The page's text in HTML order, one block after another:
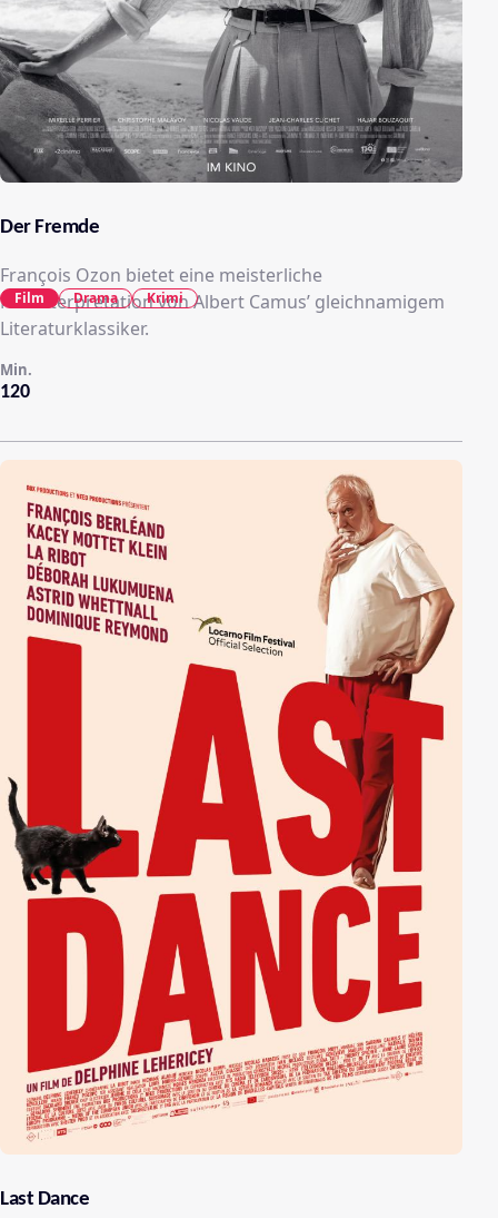
Der Fremde
François Ozon bietet eine meisterliche
Neuinterpretation von Albert Camus’ gleichnamigem
Literaturklassiker.
120
Min.
Film Drama Krimi
Last Dance